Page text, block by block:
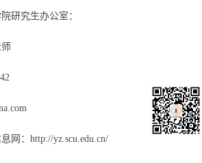
研究生办公室：
网： http://yz.scu.edu.cn/